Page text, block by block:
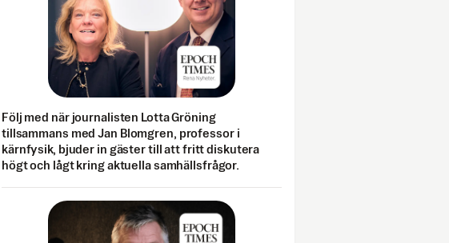
Följ med när journalisten Lotta Gröning
tillsammans med Jan Blomgren, professor i
kärnfysik, bjuder in gäster till att fritt diskutera
högt och lågt kring aktuella samhällsfrågor.